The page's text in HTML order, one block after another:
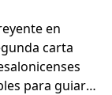
en
carta
para guiar a